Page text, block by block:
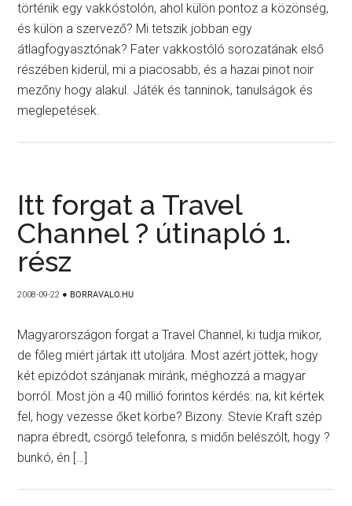
történik egy vakkóstolón, ahol külön pontoz a közönség,
és külön a szervező? Mi tetszik jobban egy
átlagfogyasztónak? Fater vakkostóló sorozatának első
részében kiderül, mi a piacosabb, és a hazai pinot noir
mezőny hogy alakul. Játék és tanninok, tanulságok és
meglepetések.
Itt forgat a Travel
Channel ? útinapló 1.
rész
2008-09-22 ● BORRAVALO.HU
Magyarországon forgat a Travel Channel, ki tudja mikor,
de főleg miért jártak itt utoljára. Most azért jöttek, hogy
két epizódot szánjanak miránk, méghozzá a magyar
borról. Most jön a 40 millió forintos kérdés: na, kit kértek
fel, hogy vezesse őket körbe? Bizony. Stevie Kraft szép
napra ébredt, csörgő telefonra, s midőn belészólt, hogy ?
bunkó, én […]